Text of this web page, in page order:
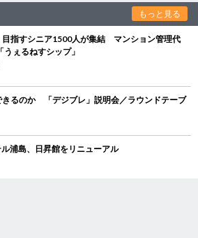
もっと見る
目指すシニア1500人が集結 マンション管理代
ぇるねすシップ」
るのか 「デジブレ」説明会／ラウンドテーブ
浦島、日昇館をリニューアル